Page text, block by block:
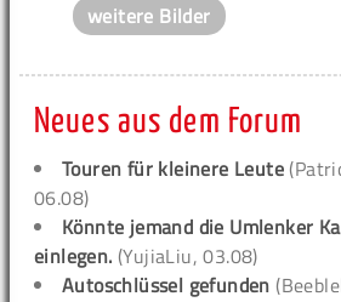
weitere Bilder
Neues aus dem Forum
Touren für kleinere Leute
06.08)
Könnte jemand die Umlenker
einlegen. (YujiaLiu, 03.08)
Autoschlüssel gefunden